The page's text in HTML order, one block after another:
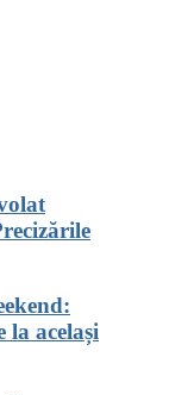
la același